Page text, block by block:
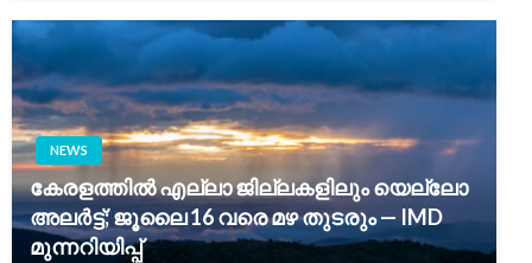
NEWS
കേരളത്തിൽ എല്ലാ ജില്ലകളിലും യെല്ലോ
അലർട്ട്; ജൂലൈ 16 വരെ മഴ തുടരും — IMD
മുന്നറിയിപ്പ്